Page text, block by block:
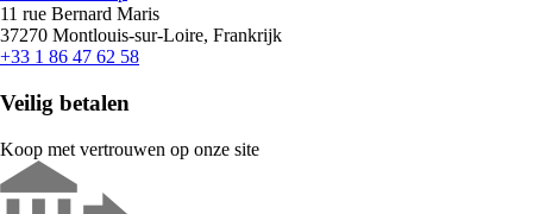
11 rue Bernard Maris
37270 Montlouis-sur-Loire, Frankrijk
+33 1 86 47 62 58
Veilig betalen
Koop met vertrouwen op onze site